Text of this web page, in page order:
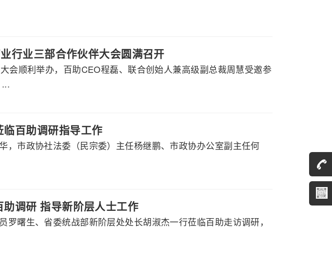
行业三部合作伙伴大会圆满召开
会顺利举办，百助CEO程磊、联合创始人兼高级副总裁周慧受邀参
百助调研指导工作
，市政协社法委（民宗委）主任杨继鹏、市政协办公室副主任何
调研 指导新阶层人士工作
曙生、省委统战部新阶层处处长胡淑杰一行莅临百助走访调研，